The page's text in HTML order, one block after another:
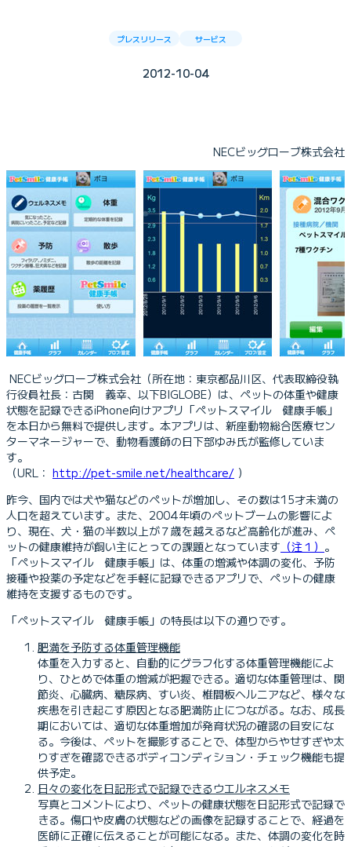
プレスリリース サービス
2012-10-04
NECビッグローブ株式会社
NECビッグローブ株式会社（所在地：東京都品川区、代表取締役執
行役員社長：古関 義幸、以下BIGLOBE）は、ペットの体重や健康
状態を記録できるiPhone向けアプリ「ペットスマイル 健康手帳」
を本日から無料で提供します。本アプリは、新座動物総合医療セン
ターマネージャーで、動物看護師の日下部ゆみ氏が監修していま
す。
（URL： http://pet-smile.net/healthcare/ ）
昨今、国内では犬や猫などのペットが増加し、その数は15才未満の
人口を超えています。また、2004年頃のペットブームの影響によ
り、現在、犬・猫の半数以上が７歳を越えるなど高齢化が進み、ペ
ットの健康維持が飼い主にとっての課題となっています （注１） 。
「ペットスマイル 健康手帳」は、体重の増減や体調の変化、予防
接種や投薬の予定などを手軽に記録できるアプリで、ペットの健康
維持を支援するものです。
「ペットスマイル 健康手帳」の特長は以下の通りです。
肥満を予防する体重管理機能
体重を入力すると、自動的にグラフ化する体重管理機能によ
り、ひとめで体重の増減が把握できる。適切な体重管理は、関
節炎、心臓病、糖尿病、すい炎、椎間板ヘルニアなど、様々な
疾患を引き起こす原因となる肥満防止につながる。なお、成長
期においては、適切な体重増加が発育状況の確認の目安にな
る。今後は、ペットを撮影することで、体型からやせすぎや太
りすぎを確認できるボディコンディション・チェック機能も提
供予定。
日々の変化を日記形式で記録できるウエルネスメモ
写真とコメントにより、ペットの健康状態を日記形式で記録で
きる。傷口や皮膚の状態などの画像を記録することで、経過を
医師に正確に伝えることが可能になる。また、体調の変化を時